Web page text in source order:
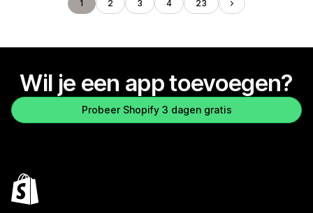
1 2 3 4 23
Wil je een app toevoegen?
Probeer Shopify 3 dagen gratis